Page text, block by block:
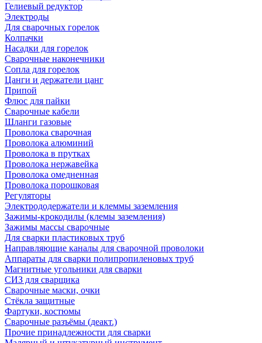
Гелиевый редуктор
Электроды
Для сварочных горелок
Колпачки
Насадки для горелок
Сварочные наконечники
Сопла для горелок
Цанги и держатели цанг
Припой
Флюс для пайки
Сварочные кабели
Шланги газовые
Проволока сварочная
Проволока алюминий
Проволока в прутках
Проволока нержавейка
Проволока омедненная
Проволока порошковая
Регуляторы
Электрододержатели и клеммы заземления
Зажимы-крокодилы (клемы заземления)
Зажимы массы сварочные
Для сварки пластиковых труб
Направляющие каналы для сварочной проволоки
Аппараты для сварки полипропиленовых труб
Магнитные угольники для сварки
СИЗ для сварщика
Сварочные маски, очки
Стёкла защитные
Фартуки, костюмы
Сварочные разъёмы (деакт.)
Прочие принадлежности для сварки